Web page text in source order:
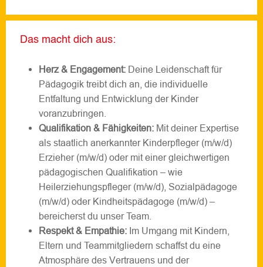
Das macht dich aus:
Herz & Engagement: Deine Leidenschaft für
Pädagogik treibt dich an, die individuelle
Entfaltung und Entwicklung der Kinder
voranzubringen.
Qualifikation & Fähigkeiten: Mit deiner Expertise
als staatlich anerkannter Kinderpfleger (m/w/d)
Erzieher (m/w/d) oder mit einer gleichwertigen
pädagogischen Qualifikation – wie
Heilerziehungspfleger (m/w/d), Sozialpädagoge
(m/w/d) oder Kindheitspädagoge (m/w/d) –
bereicherst du unser Team.
Respekt & Empathie: Im Umgang mit Kindern,
Eltern und Teammitgliedern schaffst du eine
Atmosphäre des Vertrauens und der